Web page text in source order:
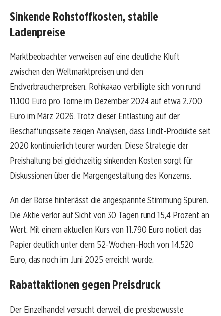
Sinkende Rohstoffkosten, stabile
Ladenpreise
Marktbeobachter verweisen auf eine deutliche Kluft
zwischen den Weltmarktpreisen und den
Endverbraucherpreisen. Rohkakao verbilligte sich von rund
11.100 Euro pro Tonne im Dezember 2024 auf etwa 2.700
Euro im März 2026. Trotz dieser Entlastung auf der
Beschaffungsseite zeigen Analysen, dass Lindt-Produkte seit
2020 kontinuierlich teurer wurden. Diese Strategie der
Preishaltung bei gleichzeitig sinkenden Kosten sorgt für
Diskussionen über die Margengestaltung des Konzerns.
An der Börse hinterlässt die angespannte Stimmung Spuren.
Die Aktie verlor auf Sicht von 30 Tagen rund 15,4 Prozent an
Wert. Mit einem aktuellen Kurs von 11.790 Euro notiert das
Papier deutlich unter dem 52-Wochen-Hoch von 14.520
Euro, das noch im Juni 2025 erreicht wurde.
Rabattaktionen gegen Preisdruck
Der Einzelhandel versucht derweil, die preisbewusste